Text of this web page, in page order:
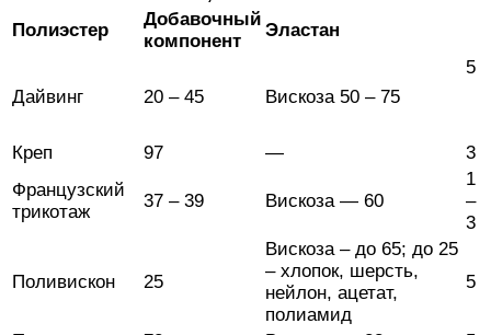
Полиэстер
Добавочный
компонент
Эластан
Дайвинг 20 – 45 Вискоза 50 – 75
5
Креп 97 —
3
Французский
трикотаж
37 – 39 Вискоза — 60
1
–
3
Поливискон 25
Вискоза – до 65; до 25
– хлопок, шерсть,
нейлон, ацетат,
полиамид
5